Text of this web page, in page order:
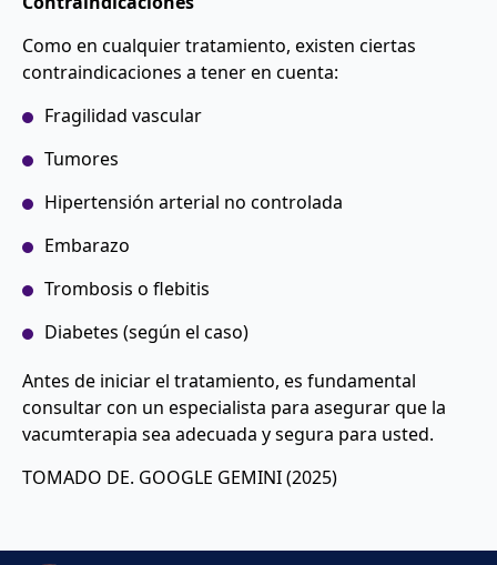
Como en cualquier tratamiento, existen ciertas
contraindicaciones a tener en cuenta:
Fragilidad vascular
Tumores
Hipertensión arterial no controlada
Embarazo
Trombosis o flebitis
Diabetes (según el caso)
Antes de iniciar el tratamiento, es fundamental
consultar con un especialista para asegurar que la
vacumterapia sea adecuada y segura para usted.
TOMADO DE. GOOGLE GEMINI (2025)